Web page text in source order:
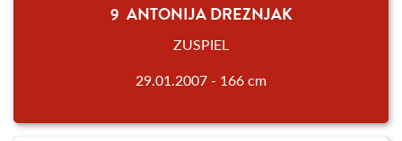
9 ANTONIJA DREZNJAK
ZUSPIEL
29.01.2007 - 166 cm